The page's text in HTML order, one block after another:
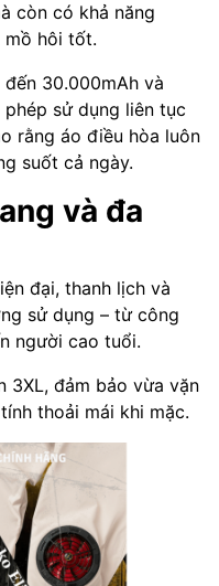
còn có khả năng
mồ hôi tốt.
30.000mAh và
sử dụng liên tục
rằng áo điều hòa luôn
suốt cả ngày.
và đa
đại, thanh lịch và
sử dụng – từ công
người cao tuổi.
3XL, đảm bảo vừa vặn
thoải mái khi mặc.